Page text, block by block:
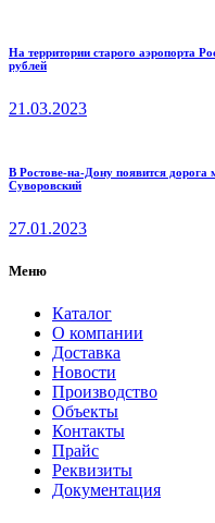
На территории старого аэропорта
рублей
21.03.2023
В Ростове-на-Дону появится
Суворовский
27.01.2023
Меню
Каталог
О компании
Доставка
Новости
Производство
Объекты
Контакты
Прайс
Реквизиты
Документация